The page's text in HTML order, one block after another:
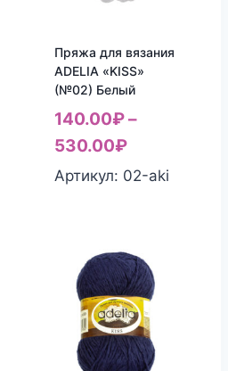
Пряжа для вязания
ADELIA «KISS»
(№02) Белый
140.00₽–
530.00₽
Артикул: 02-aki